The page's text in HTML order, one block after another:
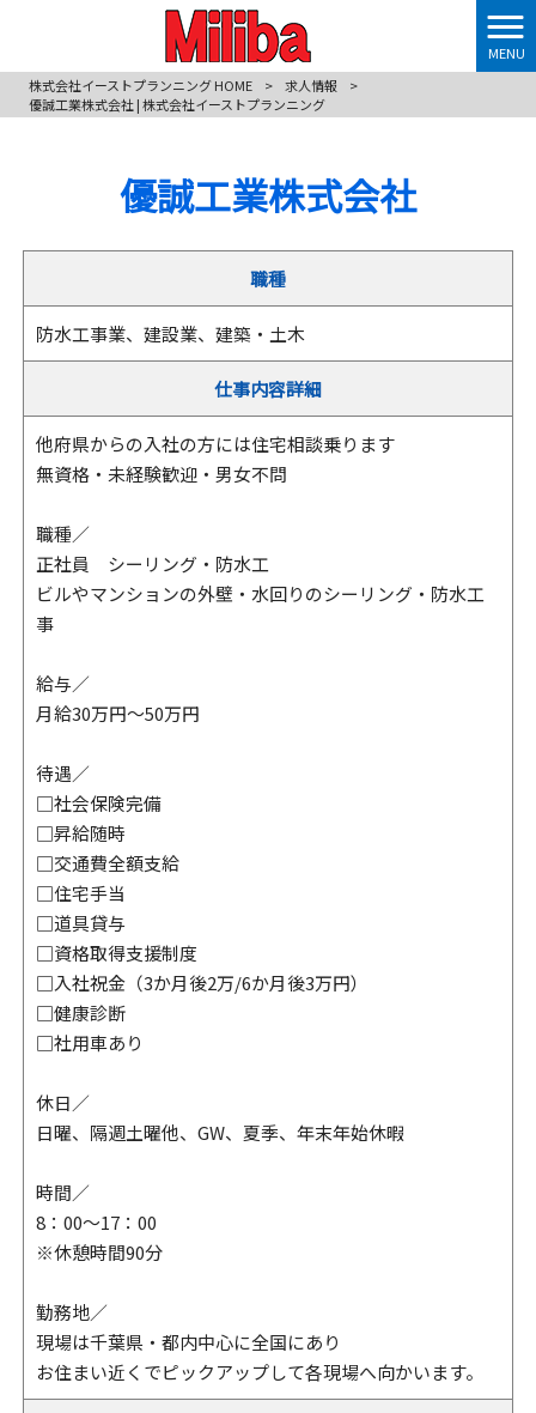
MENU
株式会社イーストプランニング HOME
> 求人情報
>
優誠工業株式会社 | 株式会社イーストプランニング
優誠工業株式会社
職種
防水工事業、建設業、建築・土木
仕事内容詳細
他府県からの入社の方には住宅相談乗ります
無資格・未経験歓迎・男女不問
職種／
正社員 シーリング・防水工
ビルやマンションの外壁・水回りのシーリング・防水工
事
給与／
月給30万円～50万円
待遇／
□社会保険完備
□昇給随時
□交通費全額支給
□住宅手当
□道具貸与
□資格取得支援制度
□入社祝金（3か月後2万/6か月後3万円）
□健康診断
□社用車あり
休日／
日曜、隔週土曜他、GW、夏季、年末年始休暇
時間／
8：00～17：00
※休憩時間90分
勤務地／
現場は千葉県・都内中心に全国にあり
お住まい近くでピックアップして各現場へ向かいます。